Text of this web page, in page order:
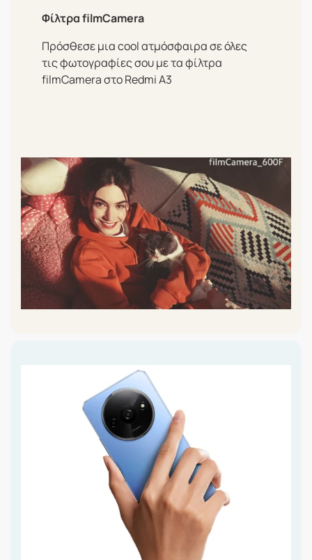
Φίλτρα filmCamera
Πρόσθεσε μια cool ατμόσφαιρα σε όλες
τις φωτογραφίες σου με τα φίλτρα
filmCamera στο Redmi A3